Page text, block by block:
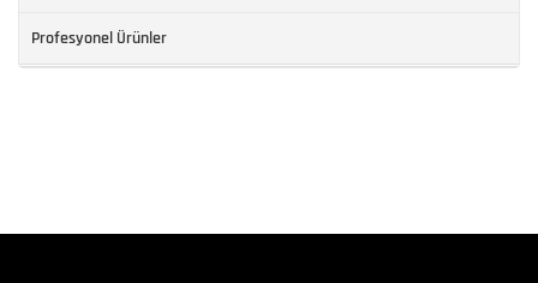
Profesyonel Ürünler